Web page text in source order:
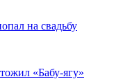
на свадьбу
«Бабу-ягу»